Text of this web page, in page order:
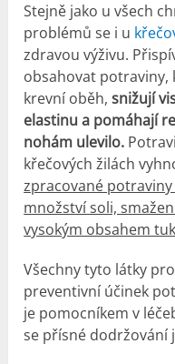
Stejně jako u všech
problémů se i u
zdravou výživu.
obsahovat potraviny,
krevní oběh,snižují
elastinu a pomáhají
nohám ulevilo.
křečových žilách
zpracované
množství soli,
vysokým obsahem
Všechny tyto látky
preventivní účinek
je pomocníkem v
se přísné dodržování